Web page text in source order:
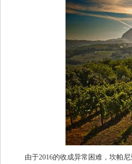
由于2016的收成异常困难，坎帕尼